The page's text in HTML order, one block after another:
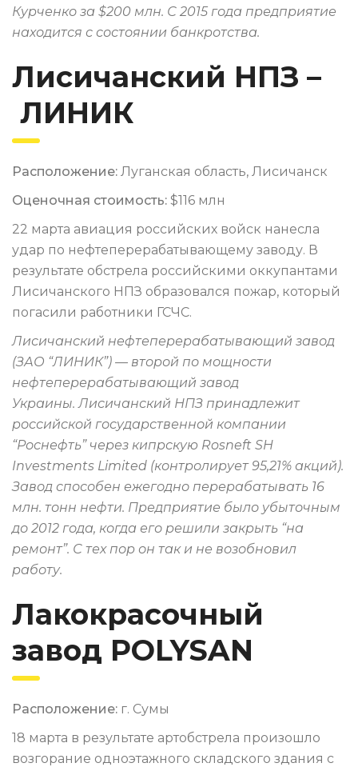
Курченко за $200 млн. С 2015 года предприятие
находится с состоянии банкротства.
Лисичанский НПЗ –
ЛИНИК
Расположение: Луганская область, Лисичанск
Оценочная стоимость: $116 млн
22 марта авиация российских войск нанесла
удар по нефтеперерабатывающему заводу. В
результате обстрела российскими оккупантами
Лисичанского НПЗ образовался пожар, который
погасили работники ГСЧС.
Лисичанский нефтеперерабатывающий завод
(ЗАО “ЛИНИК”) — второй по мощности
нефтеперерабатывающий завод
Украины. Лисичанский НПЗ принадлежит
российской государственной компании
“Роснефть” через кипрскую Rosneft SH
Investments Limited (контролирует 95,21% акций).
Завод способен ежегодно перерабатывать 16
млн. тонн нефти. Предприятие было убыточным
до 2012 года, когда его решили закрыть “на
ремонт”. С тех пор он так и не возобновил
работу.
Лакокрасочный
завод POLYSAN
Расположение: г. Сумы
18 марта в результате артобстрела произошло
возгорание одноэтажного складского здания с